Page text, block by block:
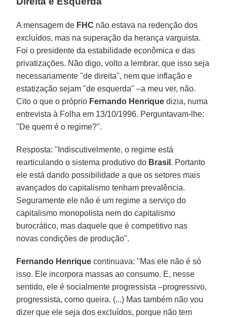
A mensagem de FHC não estava na redenção dos
excluídos, mas na superação da herança varguista.
Foi o presidente da estabilidade econômica e das
privatizações. Não digo, volto a lembrar, que isso seja
necessariamente "de direita", nem que inflação e
estatização sejam "de esquerda" –a meu ver, não.
Cito o que o próprio Fernando Henrique dizia, numa
entrevista à Folha em 13/10/1996. Perguntavam-lhe:
"De quem é o regime?".
Resposta: "Indiscutivelmente, o regime está
rearticulando o sistema produtivo do Brasil . Portanto
ele está dando possibilidade a que os setores mais
avançados do capitalismo tenham prevalência.
Seguramente ele não é um regime a serviço do
capitalismo monopolista nem do capitalismo
burocrático, mas daquele que é competitivo nas
novas condições de produção".
Fernando Henrique continuava: "Mas ele não é só
isso. Ele incorpora massas ao consumo. E, nesse
sentido, ele é socialmente progressista –progressivo,
progressista, como queira. (...) Mas também não vou
dizer que ele seja dos excluídos, porque não tem